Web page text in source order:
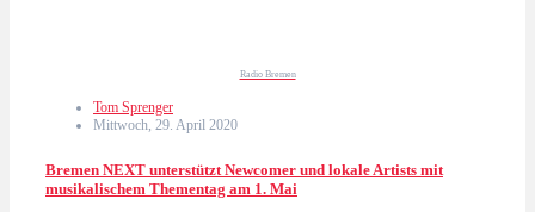
Radio Bremen
Tom Sprenger
Mittwoch, 29. April 2020
Bremen NEXT unterstützt Newcomer und lokale Artists mit
musikalischem Thementag am 1. Mai